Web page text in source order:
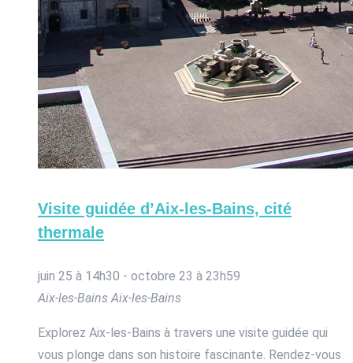
Visite guidée d’Aix-les-Bains, cité
thermale
juin 25 à 14h30 - octobre 23 à 23h59
Aix-les-Bains Aix-les-Bains
Explorez Aix-les-Bains à travers une visite guidée qui
vous plonge dans son histoire fascinante. Rendez-vous